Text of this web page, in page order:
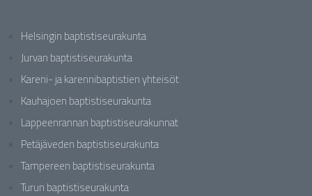
Helsingin baptistiseurakunta
Jurvan baptistiseurakunta
Kareni- ja karennibaptistien yhteisöt
Kauhajoen baptistiseurakunta
Lappeenrannan baptistiseurakunnat
Petäjäveden baptistiseurakunta
Tampereen baptistiseurakunta
Turun baptistiseurakunta